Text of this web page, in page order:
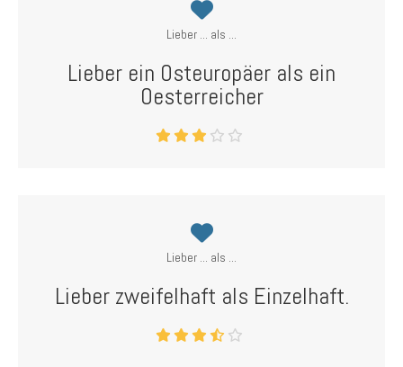
Lieber ... als ...
Lieber ein Osteuropäer als ein
Oesterreicher
Lieber ... als ...
Lieber zweifelhaft als Einzelhaft.